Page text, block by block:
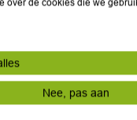
over de cookies die we
Nee, pas aan